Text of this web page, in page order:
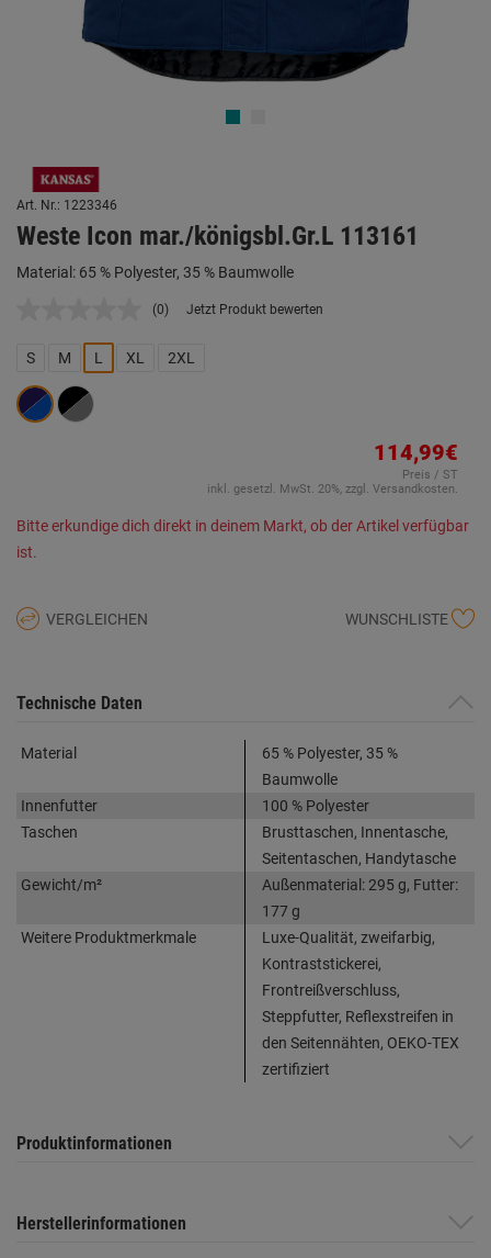
Art. Nr.: 1223346
Weste Icon mar./königsbl.Gr.L 113161
Material: 65 % Polyester, 35 % Baumwolle
Kein
Link
auf
(0) Jetzt Produkt bewerten
S M L XL 2XL
114,99€
Preis / ST
inkl. gesetzl. MwSt. 20%, zzgl. Versandkosten.
Bitte erkundige dich direkt in deinem Markt, ob der Artikel verfügbar
ist.
VERGLEICHEN WUNSCHLISTE
Technische Daten
Material
65 % Polyester, 35 %
Baumwolle
Innenfutter
100 % Polyester
Taschen
Brusttaschen, Innentasche,
Seitentaschen, Handytasche
Gewicht/m²
Außenmaterial: 295 g, Futter:
177 g
Weitere Produktmerkmale
Luxe-Qualität, zweifarbig,
Kontraststickerei,
Frontreißverschluss,
Steppfutter, Reflexstreifen in
den Seitennähten, OEKO-TEX
zertifiziert
Produktinformationen
Herstellerinformationen